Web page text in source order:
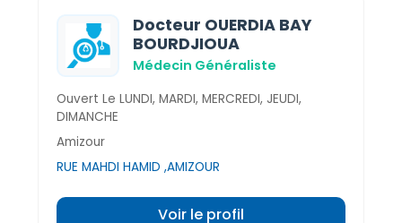
Docteur OUERDIA BAY
BOURDJIOUA
Médecin Généraliste
Ouvert Le LUNDI, MARDI, MERCREDI, JEUDI,
DIMANCHE
Amizour
RUE MAHDI HAMID ,AMIZOUR
Voir le profil